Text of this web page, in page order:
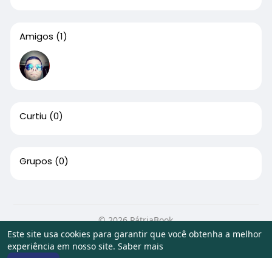
Este site usa cookies para garantir que você obtenha a melhor
experiência em nosso site. Saber mais
Amigos (1)
Curtiu (0)
Grupos (0)
© 2026 PátriaBook
Início
Sobre Contato Privacidade
Termos de Uso
Artigos